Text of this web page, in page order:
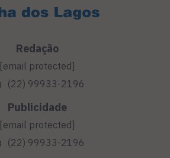
Redação
[email protected]
(22) 99933-2196
Publicidade
[email protected]
(22) 99933-2196